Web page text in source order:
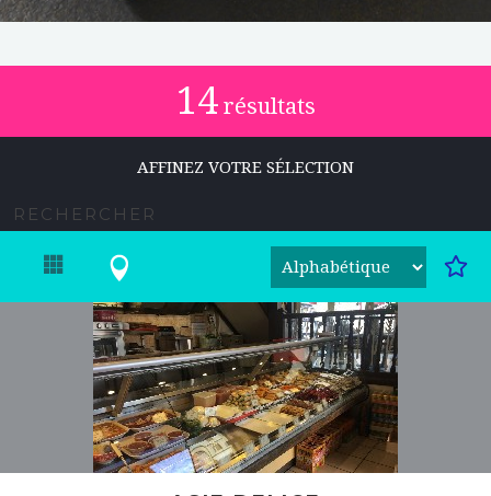
14résultats
AFFINEZ VOTRE SÉLECTION